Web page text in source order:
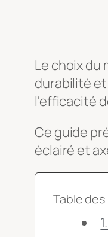
Le choix du
durabilité
l'efficacité
Ce guide
éclairé et
Table